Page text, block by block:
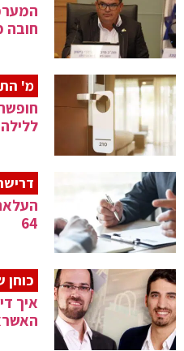
חובה
מ'
ללילה
64
איך